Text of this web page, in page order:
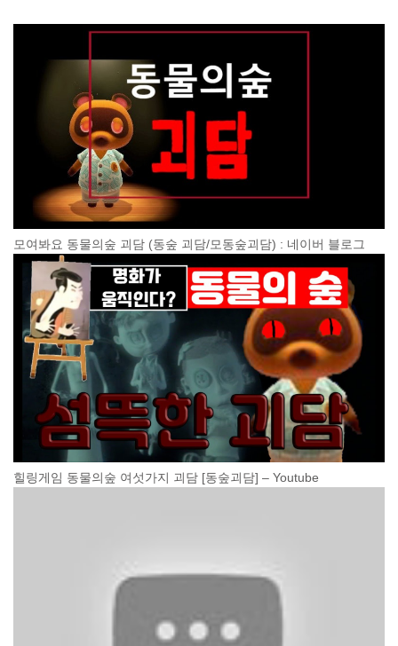
모여봐요 동물의숲 괴담 (동숲 괴담/모동숲괴담) : 네이버 블로그
힐링게임 동물의숲 여섯가지 괴담 [동숲괴담] – Youtube